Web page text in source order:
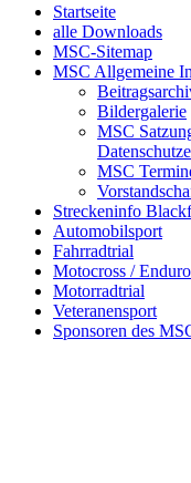
Startseite
alle Downloads
MSC-Sitemap
MSC Allgemeine
Bildergalerie
MSC
MSC
Streckeninfo
Automobilsport
Fahrradtrial
Motocross /
Motorradtrial
Veteranensport
Sponsoren des